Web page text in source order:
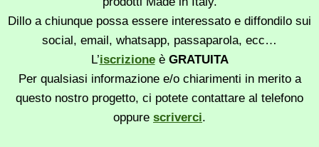
Dillo a chiunque possa essere interessato e diffondilo sui
social, email, whatsapp, passaparola, ecc…
L’iscrizioneè GRATUITA
Per qualsiasi informazione e/o chiarimenti in merito a
questo nostro progetto, ci potete contattare al telefono
oppure scriverci.